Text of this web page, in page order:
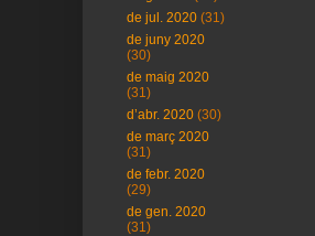
de jul. 2020 (31)
de juny 2020
(30)
de maig 2020
(31)
d’abr. 2020 (30)
de març 2020
(31)
de febr. 2020
(29)
de gen. 2020
(31)